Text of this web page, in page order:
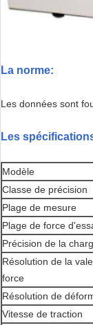
La norme:
Les données sont
Les
Modèle
Classe de précision
Plage de mesure
Plage de force
Précision de la
Résolution de la
force
Résolution de
Vitesse de traction